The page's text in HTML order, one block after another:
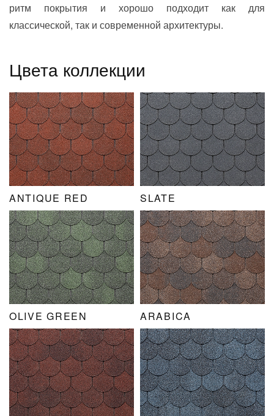
ритм покрытия и хорошо подходит как для
классической, так и современной архитектуры.
Цвета коллекции
ANTIQUE RED SLATE
OLIVE GREEN ARABICA